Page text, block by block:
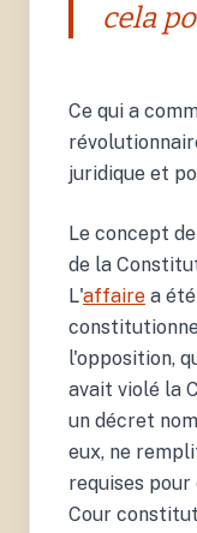
cela
Ce qui a
juridique et
Le concept de
de la
L'affaire a
l'opposition,
avait violé la
un décret
eux, ne
requises
Cour